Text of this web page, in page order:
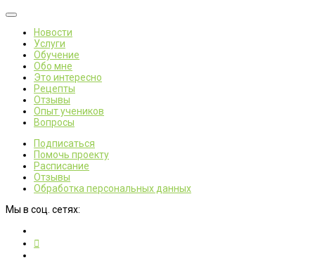
Новости
Услуги
Обучение
Обо мне
Это интересно
Рецепты
Отзывы
Опыт учеников
Вопросы
Подписаться
Помочь проекту
Расписание
Отзывы
Обработка персональных данных
Мы в соц. сетях: